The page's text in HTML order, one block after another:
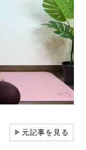
▶元記事を見る